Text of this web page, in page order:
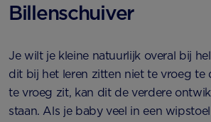
Billenschuiver
Je wilt je kleine natuurlijk overal bij
dit bij het leren zitten niet te vroeg te
te vroeg zit, kan dit de verdere
staan. Als je baby veel in een